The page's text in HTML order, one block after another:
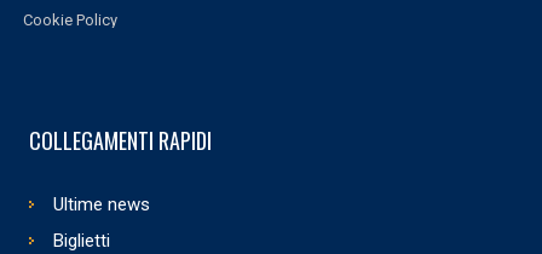
Cookie Policy
COLLEGAMENTI RAPIDI
Ultime news
Biglietti